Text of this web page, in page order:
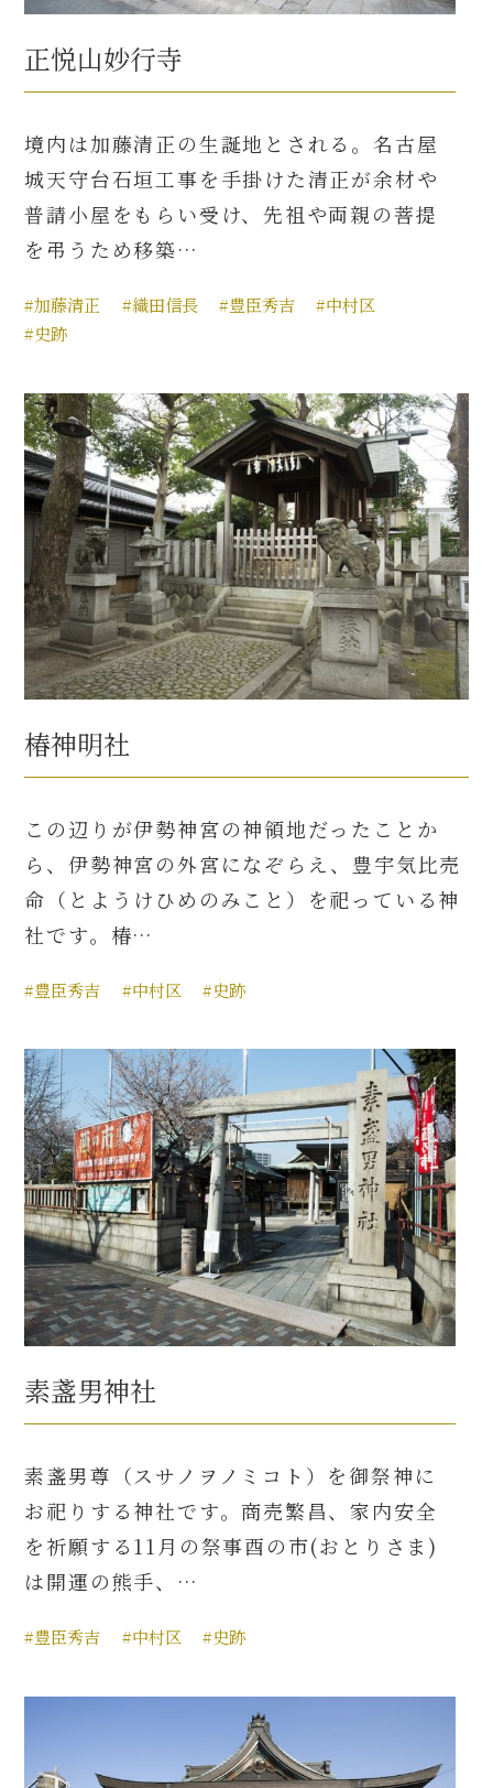
正悦山妙行寺
境内は加藤清正の生誕地とされる。名古屋
城天守台石垣工事を手掛けた清正が余材や
普請小屋をもらい受け、先祖や両親の菩提
を弔うため移築…
#加藤清正 #織田信長 #豊臣秀吉
#中村区
#史跡
椿神明社
この辺りが伊勢神宮の神領地だったことか
ら、伊勢神宮の外宮になぞらえ、豊宇気比売
命（とようけひめのみこと）を祀っている神
社です。椿…
#豊臣秀吉 #中村区 #史跡
素盞男神社
素盞男尊（スサノヲノミコト）を御祭神に
お祀りする神社です。商売繁昌、家内安全
を祈願する11月の祭事酉の市(おとりさま)
は開運の熊手、…
#豊臣秀吉 #中村区 #史跡